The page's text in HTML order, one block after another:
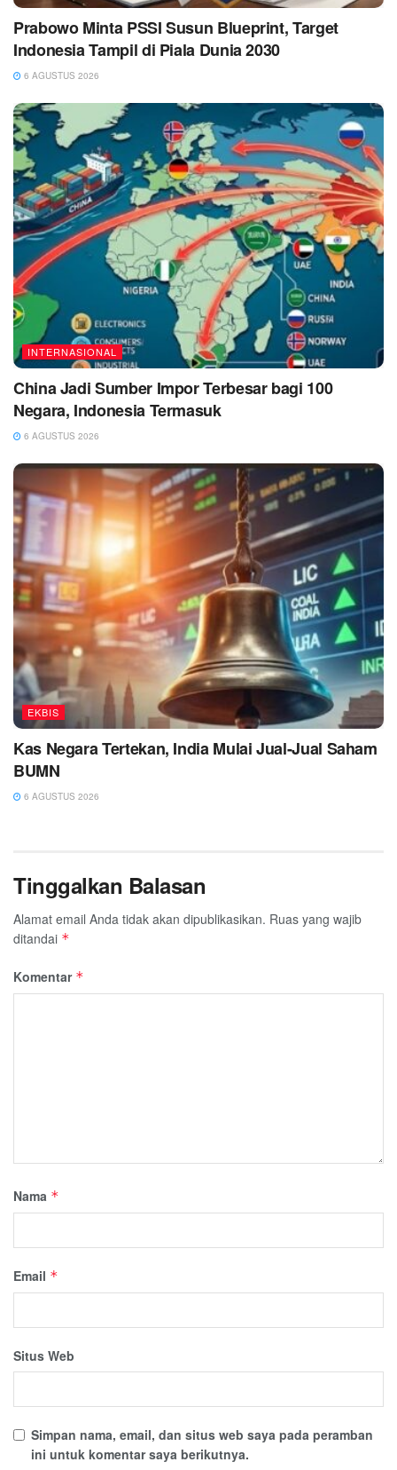
Prabowo Minta PSSI Susun Blueprint, Target
Indonesia Tampil di Piala Dunia 2030
6 AGUSTUS 2026
INTERNASIONAL
China Jadi Sumber Impor Terbesar bagi 100
Negara, Indonesia Termasuk
6 AGUSTUS 2026
EKBIS
Kas Negara Tertekan, India Mulai Jual-Jual Saham
BUMN
6 AGUSTUS 2026
Tinggalkan Balasan
Alamat email Anda tidak akan dipublikasikan. Ruas yang wajib
ditandai *
Komentar *
Nama *
Email *
Situs Web
Simpan nama, email, dan situs web saya pada peramban
ini untuk komentar saya berikutnya.